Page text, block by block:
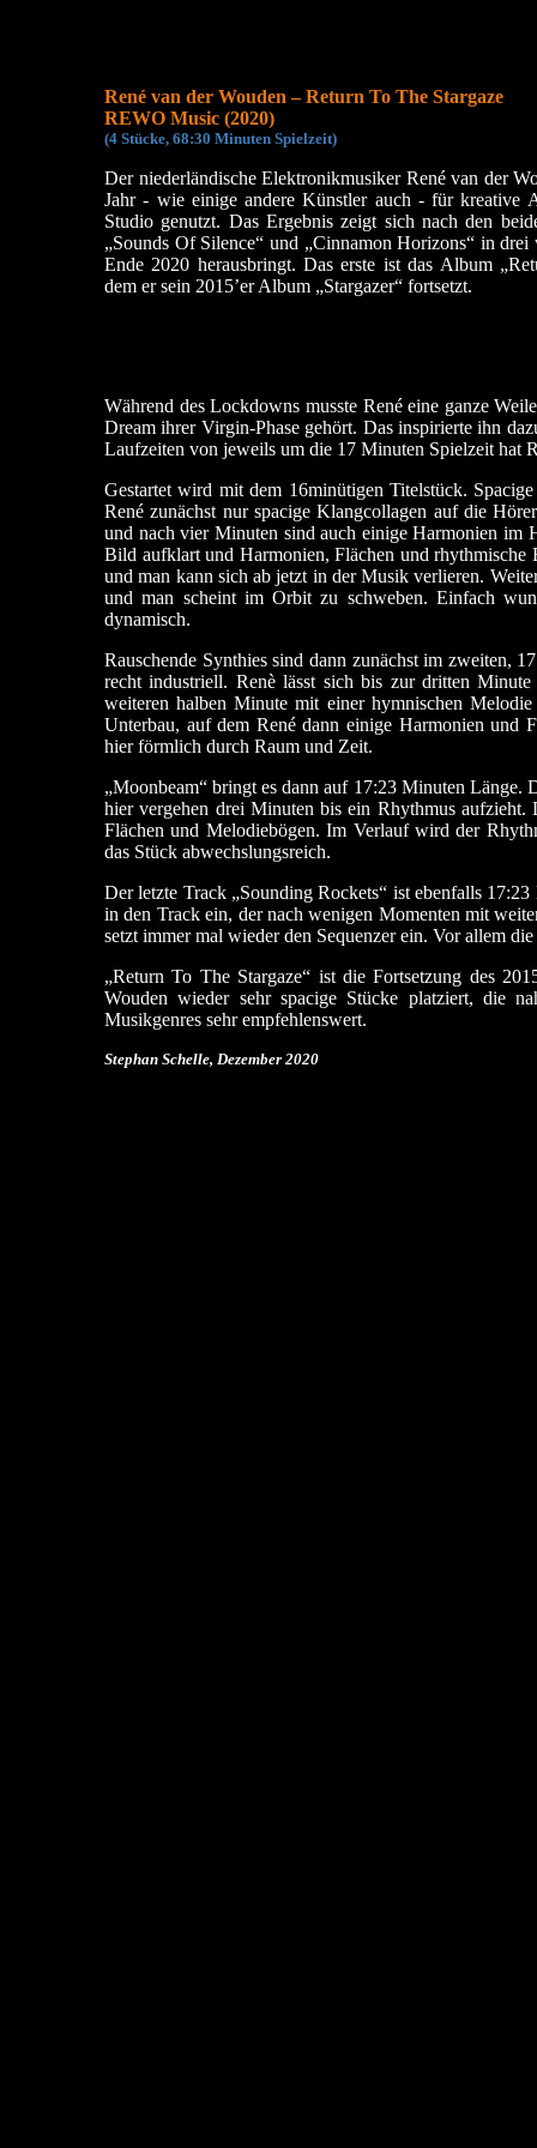
René van der Wouden – Return To The Stargaze
REWO Music (2020)
(4 Stücke, 68:30 Minuten Spielzeit)
Der niederländische Elektronikmusiker René van der
Jahr - wie einige andere Künstler auch - für kreative
Studio genutzt. Das Ergebnis zeigt sich nach den
„Sounds Of Silence“ und „Cinnamon Horizons“ in
Ende 2020 herausbringt. Das erste ist das Album
dem er sein 2015’er Album „Stargazer“ fortsetzt.
Während des Lockdowns musste René eine ganze
Dream ihrer Virgin-Phase gehört. Das inspirierte ihn
Laufzeiten von jeweils um die 17 Minuten Spielzeit hat
Gestartet wird mit dem 16minütigen Titelstück.
René zunächst nur spacige Klangcollagen auf die
und nach vier Minuten sind auch einige Harmonien im
Bild aufklart und Harmonien, Flächen und
und man kann sich ab jetzt in der Musik verlieren.
und man scheint im Orbit zu schweben. Einfach
dynamisch.
Rauschende Synthies sind dann zunächst im zweiten,
recht industriell. Renè lässt sich bis zur dritten
weiteren halben Minute mit einer hymnischen
Unterbau, auf dem René dann einige Harmonien und
hier förmlich durch Raum und Zeit.
„Moonbeam“ bringt es dann auf 17:23 Minuten Länge.
hier vergehen drei Minuten bis ein Rhythmus aufzieht.
Flächen und Melodiebögen. Im Verlauf wird der
das Stück abwechslungsreich.
Der letzte Track „Sounding Rockets“ ist ebenfalls
in den Track ein, der nach wenigen Momenten mit
setzt immer mal wieder den Sequenzer ein. Vor allem
„Return To The Stargaze“ ist die Fortsetzung des
Wouden wieder sehr spacige Stücke platziert, die
Musikgenres sehr empfehlenswert.
Stephan Schelle, Dezember 2020